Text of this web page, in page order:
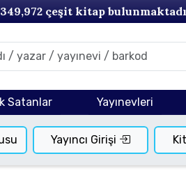
349,972çeşit kitap
Satanlar Yayınevleri
Yayıncı Girişi